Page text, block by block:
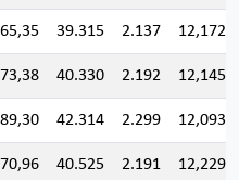
39.315 2.137 12,172
40.330 2.192 12,145
42.314 2.299 12,093
40.525 2.191 12,229